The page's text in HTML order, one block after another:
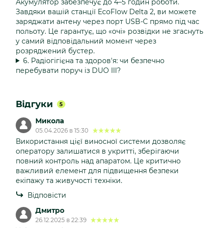
Акумулятор забезпечує до 4–5 годин роботи.
Завдяки вашій станції EcoFlow Delta 2, ви можете
заряджати антену через порт USB-C прямо під час
польоту. Це гарантує, що «очі» розвідки не згаснуть
у самий відповідальний момент через
розряджений бустер.
6. Радіогігієна та здоров'я: чи безпечно
перебувати поруч із DUO III?
Відгуки 5
Микола
05.04.2026 в 15:30
Використання цієї виносної системи дозволяє
оператору залишатися в укритті, зберігаючи
повний контроль над апаратом. Це критично
важливий елемент для підвищення безпеки
екіпажу та живучості техніки.
Відповісти
Дмитро
26.12.2025 в 22:39